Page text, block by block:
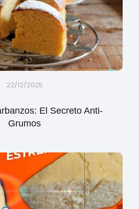
22/12/2025
El Secreto Anti-
Grumos